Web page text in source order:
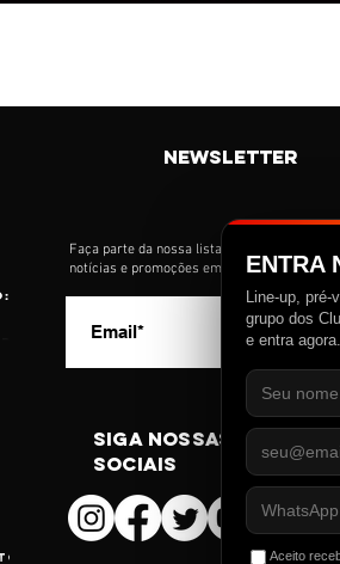
newsletter
Faça parte da nossa lista de novidades e
notícias e promoções em primeira mão.
siga nossas redes
sociais
ENTRA
Line-up,
grupo dos
e entra agora.
Aceito